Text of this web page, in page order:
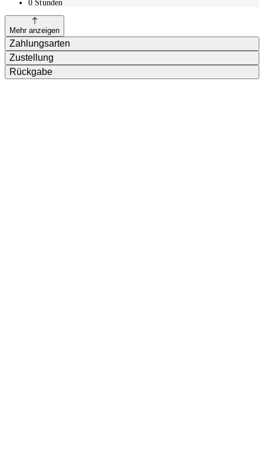
0 Stunden
Mehr anzeigen
Zahlungsarten
Zustellung
Rückgabe